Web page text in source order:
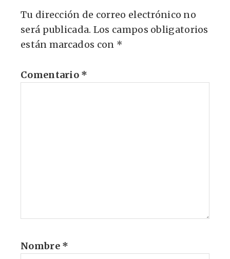
Tu dirección de correo electrónico no
será publicada. Los campos obligatorios
están marcados con *
Comentario *
Nombre *